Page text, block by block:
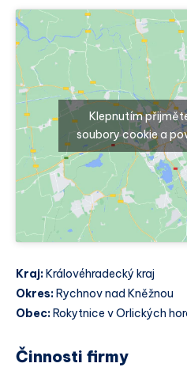
Klepnutím
soubory cookie a
Kraj: Královéhradecký kraj
Okres: Rychnov nad Kněžnou
Obec: Rokytnice v Orlických
Činnosti firmy